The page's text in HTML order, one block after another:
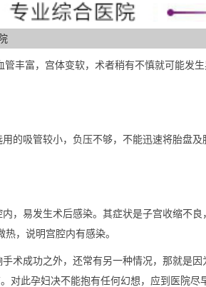
丰富，宫体变软，术者稍有不慎就可能发
吸管较小，负压不够，不能迅速将胎盘及
易发生术后感染。其症状是子宫收缩不良
，说明宫腔内有感染。
成功之外，还常有另一种情况，那就是因
对此孕妇决不能抱有任何幻想，应到医院尽